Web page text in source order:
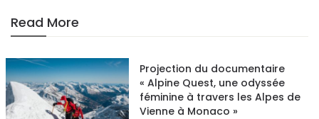
Read More
Projection du documentaire
« Alpine Quest, une odyssée
féminine à travers les Alpes de
Vienne à Monaco »